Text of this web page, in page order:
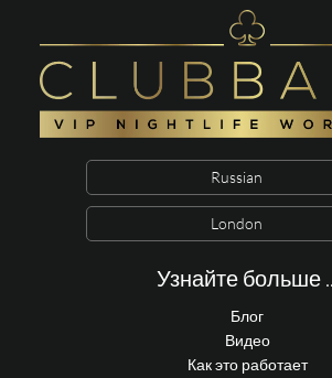
Russian
London
Узнайте больше
Блог
Видео
Как это работает